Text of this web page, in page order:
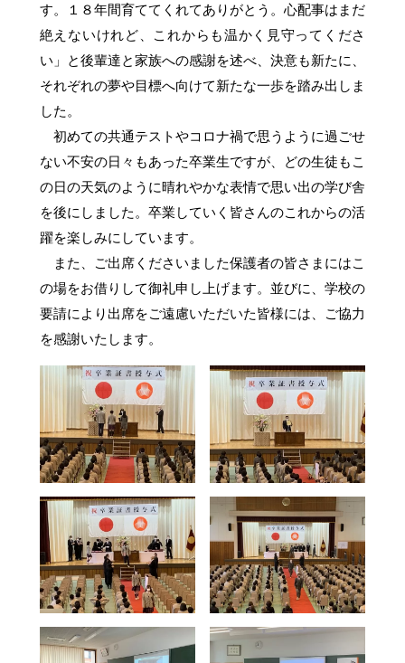
す。１８年間育ててくれてありがとう。心配事はまだ
絶えないけれど、これからも温かく見守ってくださ
い」と後輩達と家族への感謝を述べ、決意も新たに、
それぞれの夢や目標へ向けて新たな一歩を踏み出しま
した。
初めての共通テストやコロナ禍で思うように過ごせ
ない不安の日々もあった卒業生ですが、どの生徒もこ
の日の天気のように晴れやかな表情で思い出の学び舎
を後にしました。卒業していく皆さんのこれからの活
躍を楽しみにしています。
また、ご出席くださいました保護者の皆さまにはこ
の場をお借りして御礼申し上げます。並びに、学校の
要請により出席をご遠慮いただいた皆様には、ご協力
を感謝いたします。